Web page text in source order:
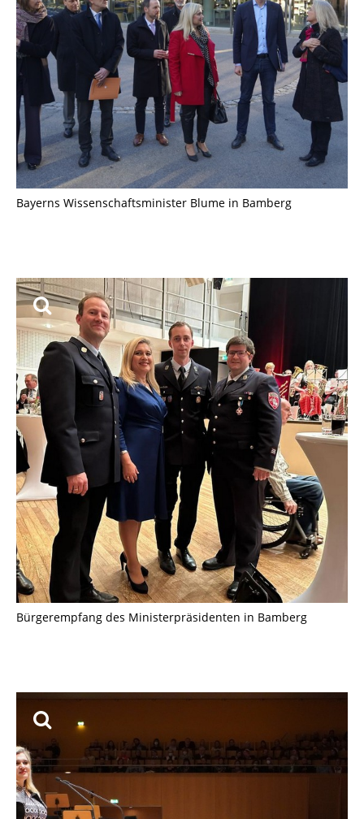
Bayerns Wissenschaftsminister Blume in Bamberg
Bürgerempfang des Ministerpräsidenten in Bamberg